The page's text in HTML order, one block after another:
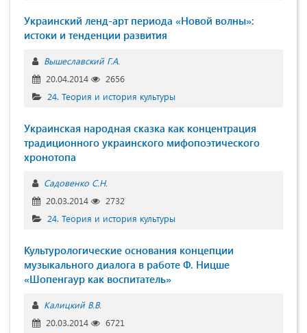
Украинский ленд-арт периода «Новой волны»:
истоки и тенденции развития
Вышеславский Г.А.
20.04.2014
2656
24. Теория и история культуры
Украинская народная сказка как концентрация
традиционного украинского мифопоэтического
хронотопа
Садовенко С.Н.
20.03.2014
2732
24. Теория и история культуры
Культурологические основания концепции
музыкального диалога в работе Ф. Ницше
«Шопенгаур как воспитатель»
Калицкий В.В.
20.03.2014
6721